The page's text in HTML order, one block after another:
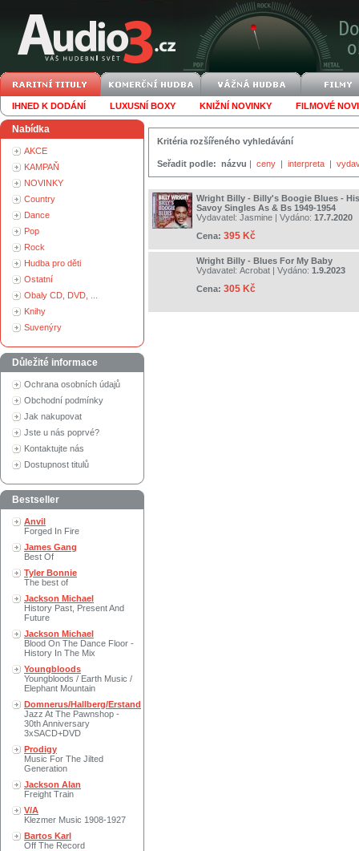
IHNED K DODÁNÍ LUXUSNÍ BOXY KNIŽNÍ NOVINKY FILMOVÉ
Nabídka
AKCE
KAMPAŇ
NOVINKY
Country
Dance
Pop
Rock
Hudba pro děti
Ostatní
Obaly CD, DVD, ...
Knihy
Suvenýry
Důležité informace
Ochrana osobních údajů
Obchodní podmínky
Jak nakupovat
Jste u nás poprvé?
Kontaktujte nás
Dostupnost titulů
Bestseller
Anvil
Forged In Fire
James Gang
Best Of
Tyler Bonnie
The best of
Jackson Michael
History Past, Present And
Future
Jackson Michael
Blood On The Dance Floor -
History In The Mix
Youngbloods
Youngbloods / Earth Music /
Elephant Mountain
Domnerus/Hallberg/Erstand
Jazz At The Pawnshop -
30th Anniversary
3xSACD+DVD
Prodigy
Music For The Jilted
Generation
Jackson Alan
Freight Train
V/A
Klezmer Music 1908-1927
Bartos Karl
Off The Record
Kritéria rozšířeného vyhledávání
Seřadit podle: názvu | ceny | interpreta |
Wright Billy - Billy's Boogie Blues -
Savoy Singles As & Bs 1949-1954
Vydavatel: Jasmine | Vydáno: 17.7.2020
Cena: 395 Kč
Wright Billy - Blues For My Baby
Vydavatel: Acrobat | Vydáno: 1.9.2023
Cena: 305 Kč